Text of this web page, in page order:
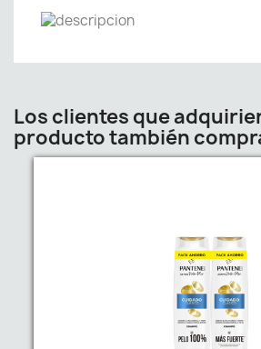
Los clientes que
producto también